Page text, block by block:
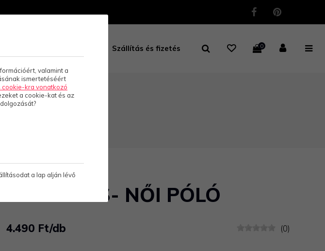
Szállítás és fizetés 0
MEMORIES- NŐI PÓLÓ
4.490 Ft/db (0)
valamint a
ismertetéséért
cookie-kra vonatkozó
a cookie-kat és az
a lap alján lévő